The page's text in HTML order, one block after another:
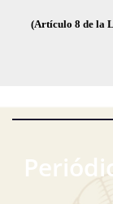
(Artículo 8 de la